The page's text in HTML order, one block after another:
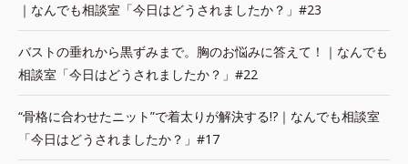
｜なんでも相談室「今日はどうされましたか？」#23
バストの垂れから黒ずみまで。胸のお悩みに答えて！｜なんでも
相談室「今日はどうされましたか？」#22
“骨格に合わせたニット”で着太りが解決する!?｜なんでも相談室
「今日はどうされましたか？」#17